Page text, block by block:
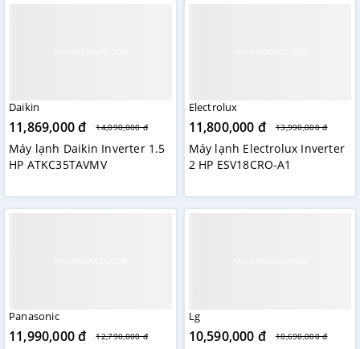
Daikin
11,869,000 đ 14,090,000 đ
Máy lạnh Daikin Inverter 1.5
HP ATKC35TAVMV
Electrolux
11,800,000 đ 13,990,000 đ
Máy lạnh Electrolux Inverter
2 HP ESV18CRO-A1
Panasonic
11,990,000 đ 12,790,000 đ
Lg
10,590,000 đ 10,690,000 đ